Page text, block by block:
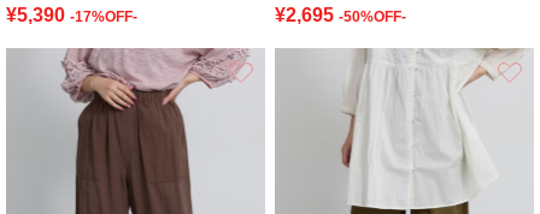
¥5,390 -17%OFF- ¥2,695 -50%OFF-